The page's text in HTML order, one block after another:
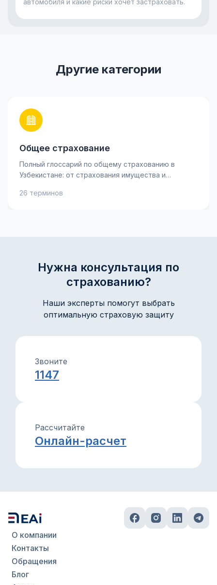
автомобиля и какие риски хочет застраховать.
Другие категории
Общее страхование
Полный глоссарий по общему страхованию в
Узбекистане: от страхования имущества и
рисков. Узнайте ключевые термины, такие как
26 терминов
Нужна консультация по
страхованию?
Наши эксперты помогут выбрать
оптимальную страховую защиту
Звоните
1147
Рассчитайте
Онлайн-расчет
О компании
Контакты
Обращения
Блог